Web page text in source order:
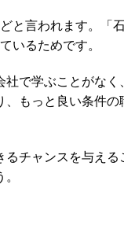
と言われます。「
いるためです。
で学ぶことがなく
もっと良い条件
チャンスを与える